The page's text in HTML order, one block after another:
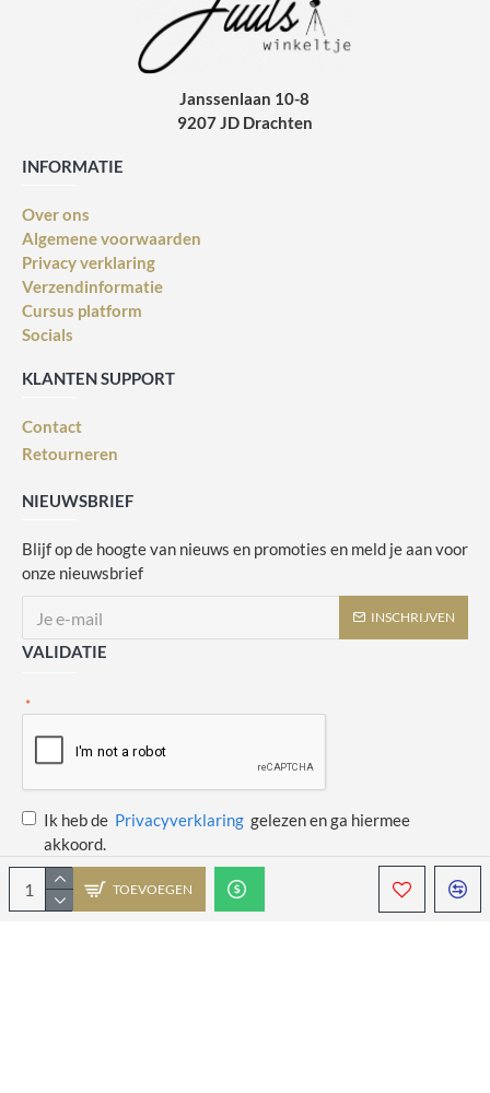
TOEVOEGEN
Janssenlaan 10-8
9207 JD Drachten
INFORMATIE
Over ons
Algemene voorwaarden
Privacy verklaring
Verzendinformatie
Cursus platform
Socials
KLANTEN SUPPORT
Contact
Retourneren
NIEUWSBRIEF
Blijf op de hoogte van nieuws en promoties en meld je aan voor
onze nieuwsbrief
INSCHRIJVEN
VALIDATIE
Ik heb de Privacyverklaring gelezen en ga hiermee
akkoord.